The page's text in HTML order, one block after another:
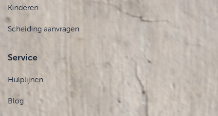
Kinderen
Scheiding aanvragen
Service
Hulplijnen
Blog